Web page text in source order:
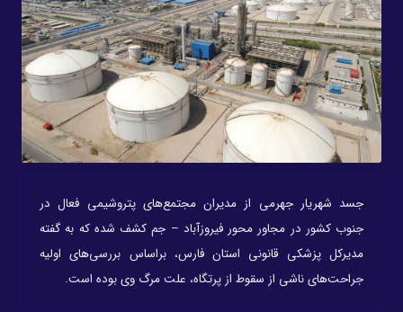
جسد شهریار جهرمی از مدیران مجتمع‌های پتروشیمی فعال در
جنوب کشور در مجاور محور فیروزآباد – جم کشف شده که به گفته
مدیرکل پزشکی قانونی استان فارس، براساس بررسی‌های اولیه
جراحت‌های ناشی از سقوط از پرتگاه، علت مرگ وی بوده است.